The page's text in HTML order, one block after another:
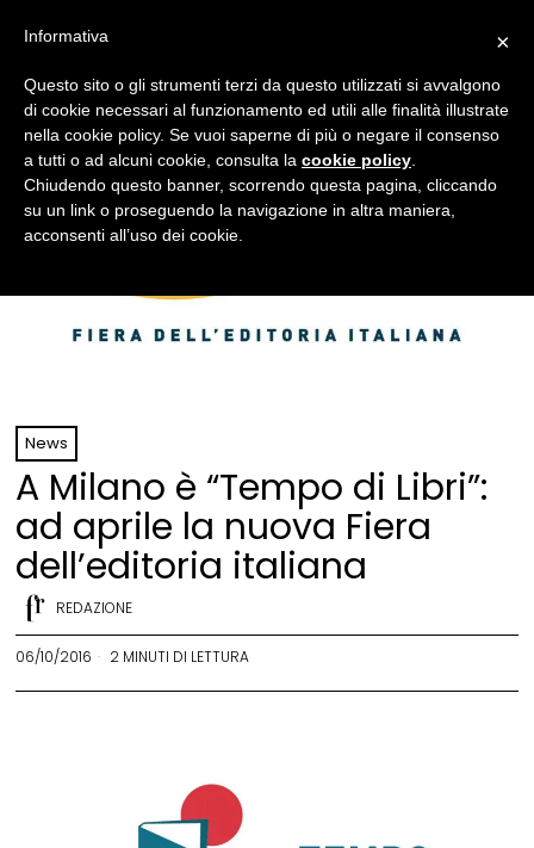
News
A Milano è “Tempo di Libri”:
ad aprile la nuova Fiera
dell’editoria italiana
REDAZIONE
06/10/2016 2 MINUTI DI LETTURA
×
Informativa
Questo sito o gli strumenti terzi da questo utilizzati si avvalgono
di cookie necessari al funzionamento ed utili alle finalità illustrate
nella cookie policy. Se vuoi saperne di più o negare il consenso
a tutti o ad alcuni cookie, consulta la cookie policy
Chiudendo questo banner, scorrendo questa pagina, cliccando
su un link o proseguendo la navigazione in altra maniera,
acconsenti all’uso dei cookie.